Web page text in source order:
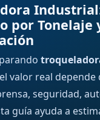
por Tonelaje
valor real depende
seguridad,
guía ayuda a